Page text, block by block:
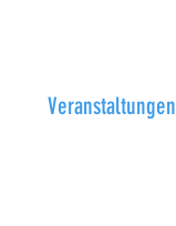
Veranstaltungen